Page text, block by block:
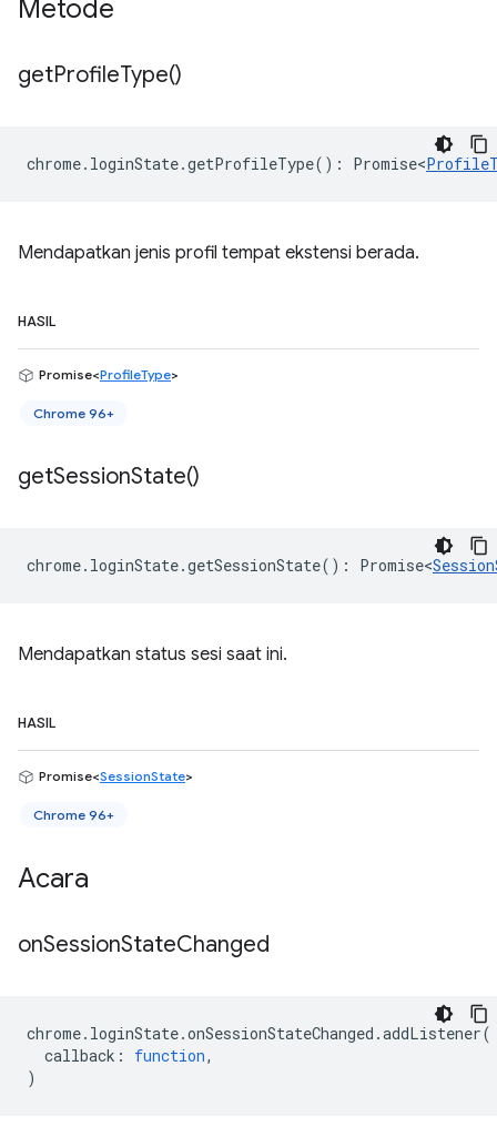
Metode
getProfileType()
chrome. loginState.getProfileType() : Promise<
Mendapatkan jenis profil tempat ekstensi berada.
HASIL
Promise<ProfileType>
Chrome 96+
getSessionState()
chrome. loginState.getSessionState() : Promise<
Mendapatkan status sesi saat ini.
HASIL
Promise<SessionState>
Chrome 96+
Acara
onSessionStateChanged
chrome. loginState.onSessionStateChanged .addListener(
callback : function,
)